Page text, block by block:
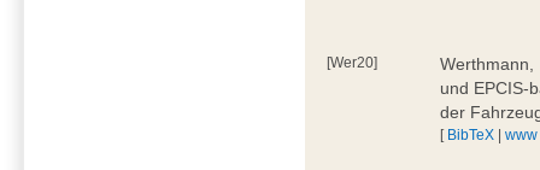
[Wer20]
Werthmann,
und EPCIS-
der
[ BibTeX |www